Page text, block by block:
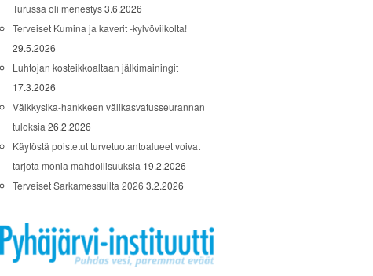
Turussa oli menestys 3.6.2026
Terveiset Kumina ja kaverit -kylvöviikolta!
29.5.2026
Luhtojan kosteikkoaltaan jälkimainingit
17.3.2026
Välkkysika-hankkeen välikasvatusseurannan
tuloksia 26.2.2026
Käytöstä poistetut turvetuotantoalueet voivat
tarjota monia mahdollisuuksia 19.2.2026
Terveiset Sarkamessuilta 2026 3.2.2026